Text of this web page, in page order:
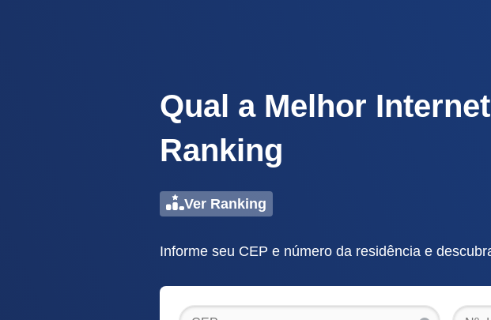
Qual a Melhor
Ranking
Ver Ranking
Informe seu CEP e número da residência e